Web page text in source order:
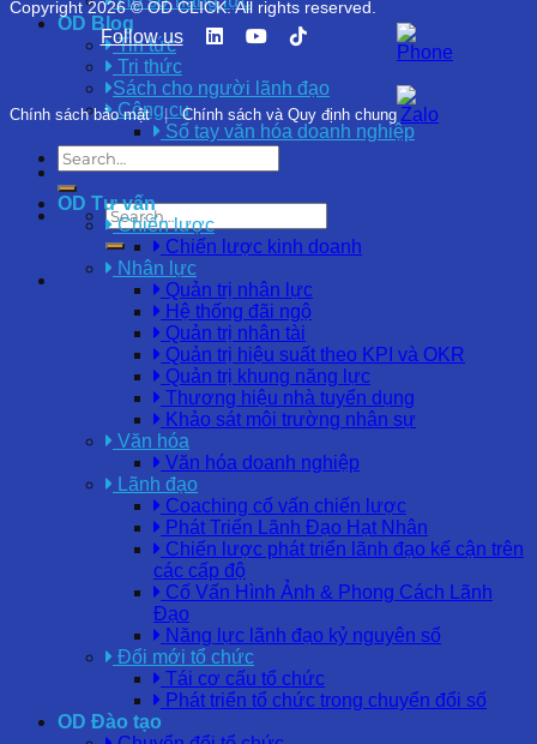
OD Blog
Tin tức
Tri thức
Sách cho người lãnh đạo
Công cụ
Sổ tay văn hóa doanh nghiệp
Copyright 2026 © OD CLICK. All rights reserved.
Follow us
Chính sách bảo mật | Chính sách và Quy định chung
OD Tư vấn
Chiến lược
Chiến lược kinh doanh
Nhân lực
Quản trị nhân lực
Hệ thống đãi ngộ
Quản trị nhân tài
Quản trị hiệu suất theo KPI và OKR
Quản trị khung năng lực
Thương hiệu nhà tuyển dụng
Khảo sát môi trường nhân sự
Văn hóa
Văn hóa doanh nghiệp
Lãnh đạo
Coaching cố vấn chiến lược
Phát Triển Lãnh Đạo Hạt Nhân
Chiến lược phát triển lãnh đạo kế cận trên
các cấp độ
Cố Vấn Hình Ảnh & Phong Cách Lãnh
Đạo
Năng lực lãnh đạo kỷ nguyên số
Đổi mới tổ chức
Tái cơ cấu tổ chức
Phát triển tổ chức trong chuyển đổi số
OD Đào tạo